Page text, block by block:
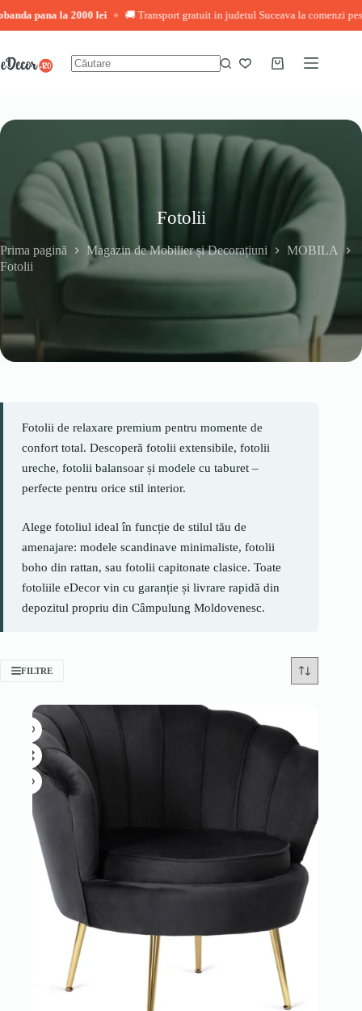
la 2000 lei ◆ 🚚 Transport gratuit in judetul Suceava la comenzi peste 3.000
conținut
Coș
Fotolii
Prima pagină Magazin de Mobilier și Decorațiuni
MOBILA
Fotolii
Fotolii de relaxare premium pentru momente de
confort total. Descoperă fotolii extensibile, fotolii
ureche, fotolii balansoar și modele cu taburet –
perfecte pentru orice stil interior.
Alege fotoliul ideal în funcție de stilul tău de
amenajare: modele scandinave minimaliste, fotolii
boho din rattan, sau fotolii capitonate clasice. Toate
fotoliile eDecor vin cu garanție și livrare rapidă din
depozitul propriu din Câmpulung Moldovenesc.
FILTRE